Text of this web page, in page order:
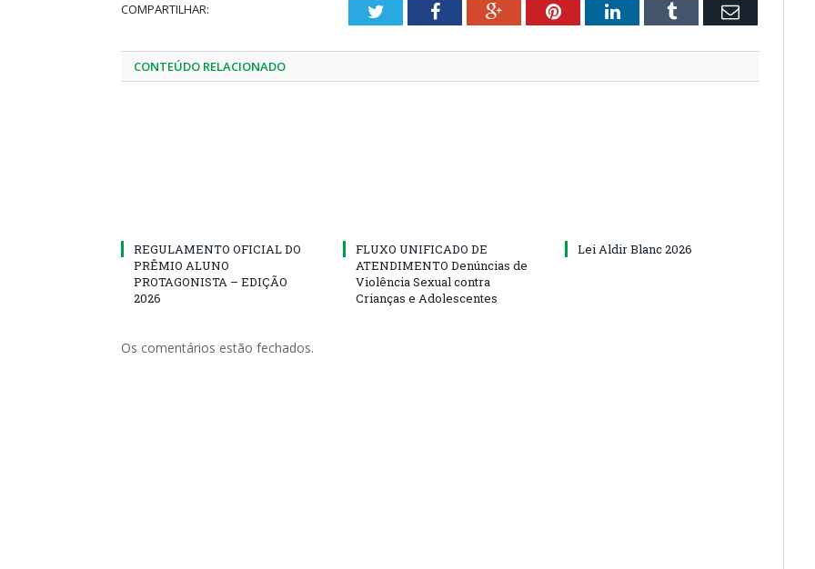
COMPARTILHAR: TwitterFacebookGoogle+PinterestLinkedInTumblr Email
CONTEÚDO RELACIONADO
REGULAMENTO OFICIAL DO
PRÊMIO ALUNO
PROTAGONISTA – EDIÇÃO
2026
FLUXO UNIFICADO DE
ATENDIMENTO Denúncias de
Violência Sexual contra
Crianças e Adolescentes
Lei Aldir Blanc 2026
Os comentários estão fechados.